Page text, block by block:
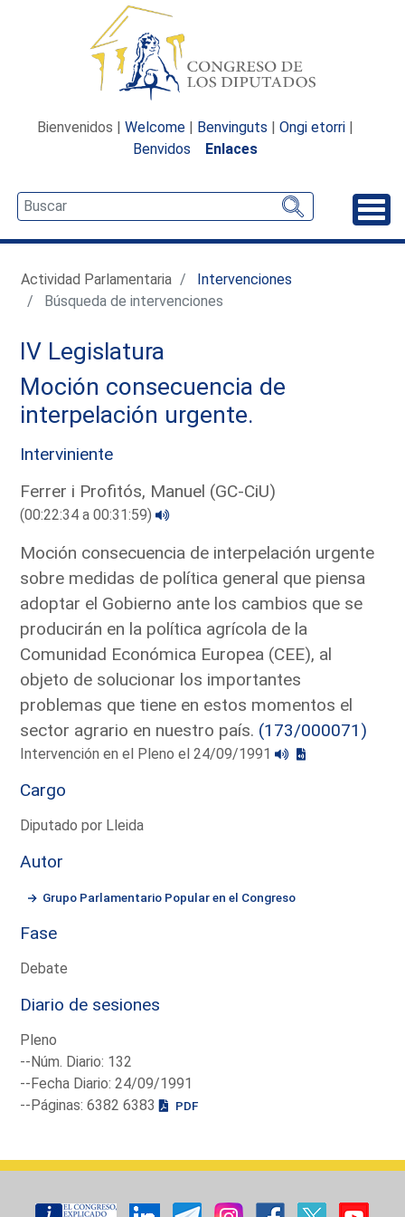
Bienvenidos | Welcome | Benvinguts | Ongi etorri |
Benvidos
Enlaces
Actividad Parlamentaria
Intervenciones
Búsqueda de intervenciones
IV Legislatura
Moción consecuencia de
interpelación urgente.
Interviniente
Ferrer i Profitós, Manuel (GC-CiU)
(00:22:34 a 00:31:59)
Moción consecuencia de interpelación urgente
sobre medidas de política general que piensa
adoptar el Gobierno ante los cambios que se
producirán en la política agrícola de la
Comunidad Económica Europea (CEE), al
objeto de solucionar los importantes
problemas que tiene en estos momentos el
sector agrario en nuestro país. (173/000071)
Intervención en el Pleno el 24/09/1991
Cargo
Diputado por Lleida
Autor
Grupo Parlamentario Popular en el Congreso
Fase
Debate
Diario de sesiones
Pleno
--Núm. Diario: 132
--Fecha Diario: 24/09/1991
--Páginas: 6382 6383
PDF